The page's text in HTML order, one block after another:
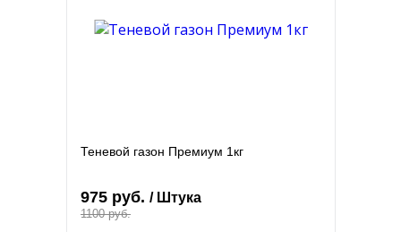
Теневой газон Премиум 1кг
975 руб. / Штука
1100 руб.